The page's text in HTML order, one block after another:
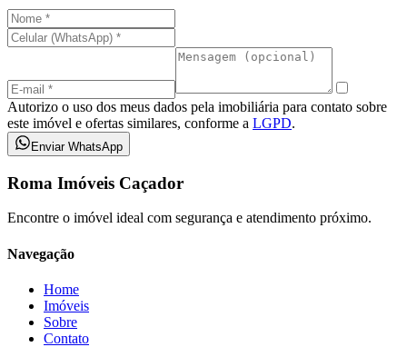
Autorizo o uso dos meus dados pela imobiliária para contato sobre
este imóvel e ofertas similares, conforme a LGPD.
Enviar WhatsApp
Roma Imóveis Caçador
Encontre o imóvel ideal com segurança e atendimento próximo.
Navegação
Home
Imóveis
Sobre
Contato